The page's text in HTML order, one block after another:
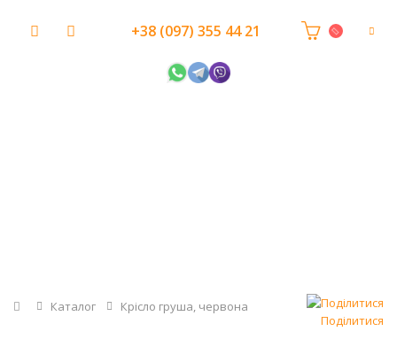
+38 (097) 355 44 21
Головна
Каталог
Крісло груша, червона
Поділитися